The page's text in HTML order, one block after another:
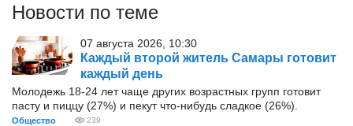
Новости по теме
07 августа 2026, 10:30
Каждый второй житель Самары готовит
каждый день
Молодежь 18-24 лет чаще других возрастных групп готовит
пасту и пиццу (27%) и пекут что-нибудь сладкое (26%).
Общество 239